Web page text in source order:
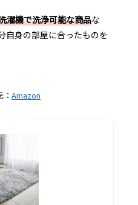
濯機で洗浄可能な商品な
自身の部屋に合ったものを
Amazon